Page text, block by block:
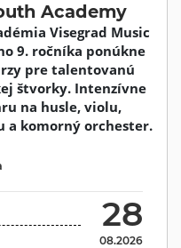
Academy
Visegrad Music
9. ročníka ponúkne
pre talentovanú
štvorky. Intenzívne
na husle, violu,
a komorný orchester.
28
08.2026